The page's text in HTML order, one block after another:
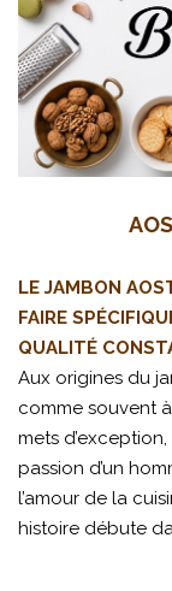
LE JAMBON
FAIRE
QUALITÉ
Aux origines du
comme souvent
mets
passion d’un
l’amour de la
histoire débute